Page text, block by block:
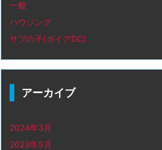
一般
ハウジング
サブの子(ガイアDC)
アーカイブ
2024年3月
2023年5月